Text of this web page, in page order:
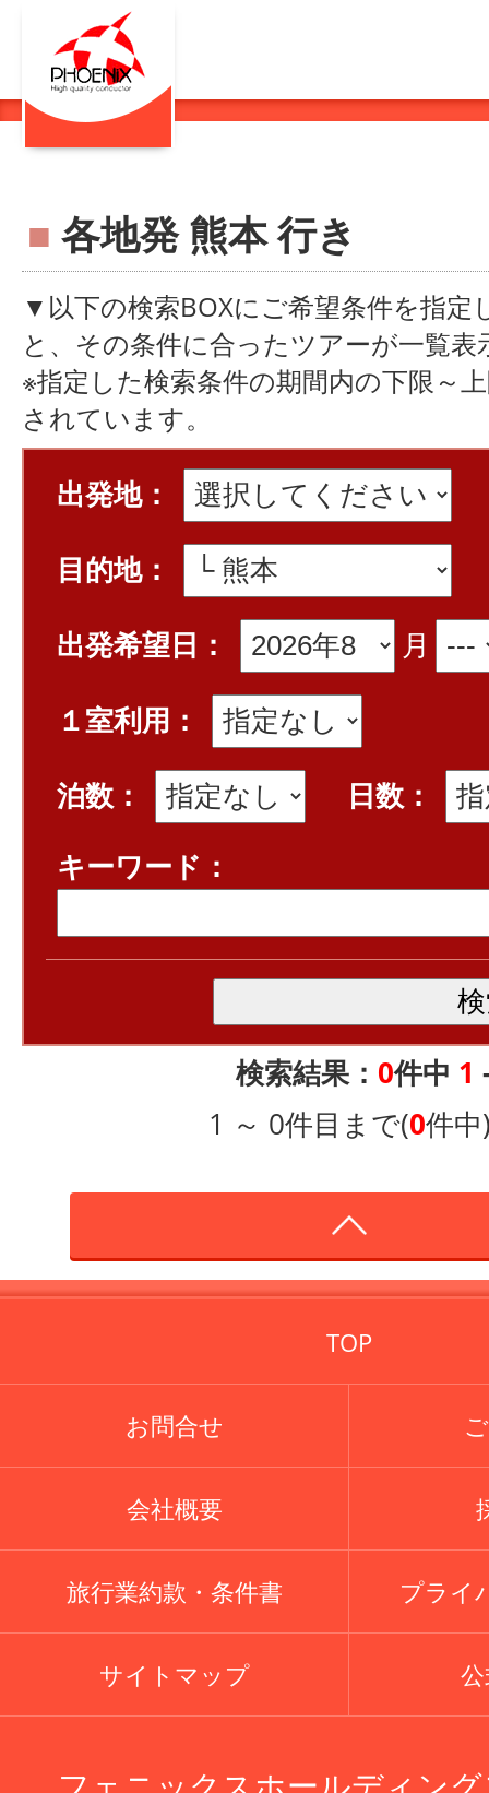
■ 各地発 熊本 行き
▼以下の検索BOXにご希望条件を指定
と、その条件に合ったツアーが一覧表
※指定した検索条件の期間内の下限～
されています。
出発地：
目的地：
出発希望日：
月
１室利用：
泊数：
日数：
キーワード：
検索結果： 0件中 1
1 ～ 0件目まで(0件中
TOP
お問合せ
会社概要
旅行業約款・条件書 プライ
サイトマップ